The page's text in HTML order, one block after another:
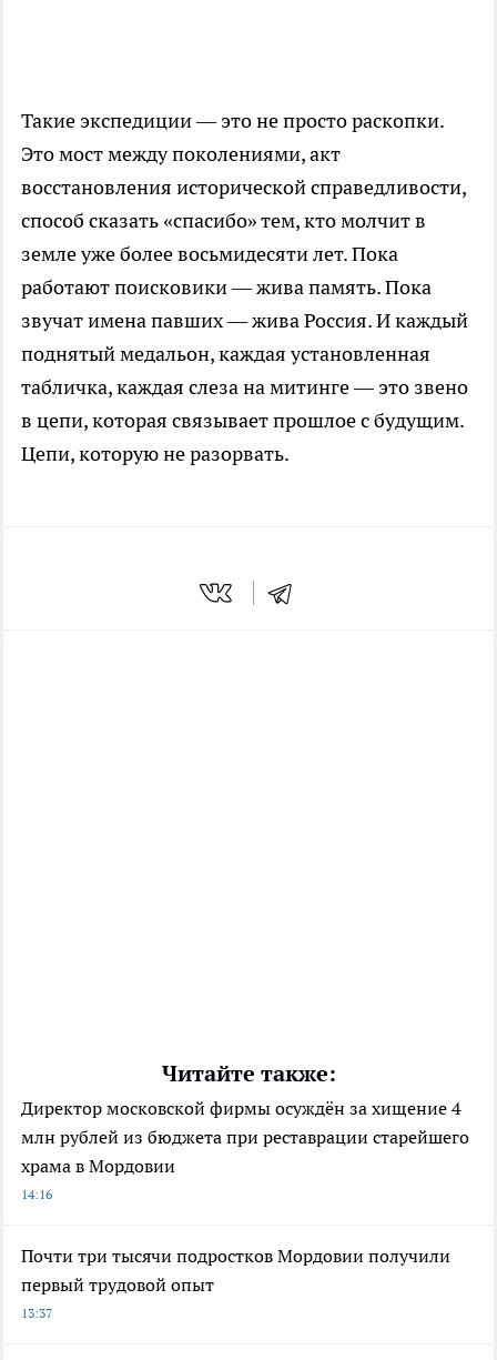
Такие экспедиции — это не просто раскопки.
Это мост между поколениями, акт
восстановления исторической справедливости,
способ сказать «спасибо» тем, кто молчит в
земле уже более восьмидесяти лет. Пока
работают поисковики — жива память. Пока
звучат имена павших — жива Россия. И каждый
поднятый медальон, каждая установленная
табличка, каждая слеза на митинге — это звено
в цепи, которая связывает прошлое с будущим.
Цепи, которую не разорвать.
Читайте также:
Директор московской фирмы осуждён за хищение 4
млн рублей из бюджета при реставрации старейшего
храма в Мордовии
14:16
Почти три тысячи подростков Мордовии получили
первый трудовой опыт
13:37